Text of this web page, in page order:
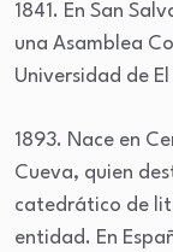
1841. En San
una Asamblea
Universidad de
1893. Nace en
Cueva, quien
catedrático de
entidad. En